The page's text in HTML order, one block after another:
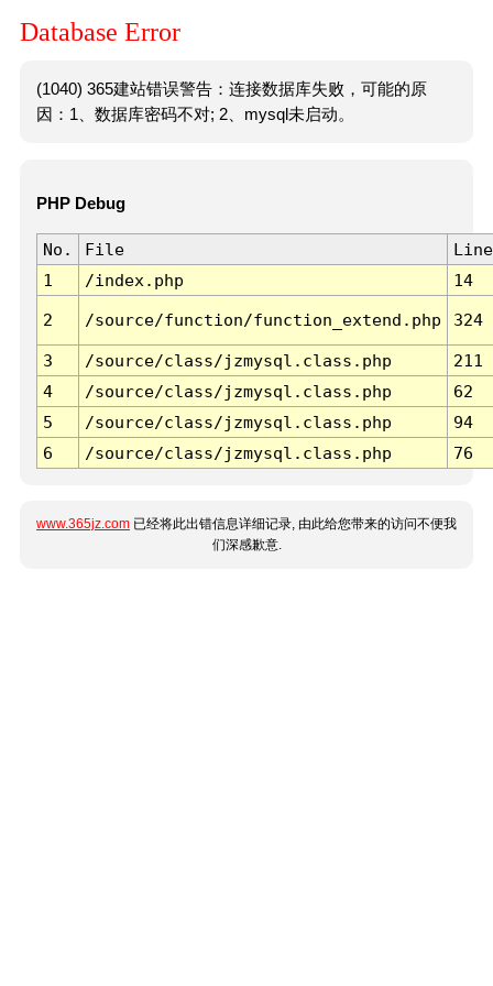
Database Error
(1040) 365建站错误警告：连接数据库失败，可能的原
因：1、数据库密码不对; 2、mysql未启动。
PHP Debug
No. File
Line
1
/index.php 14
2 /source/function/function_extend.php 324
3 /source/class/jzmysql.class.php
211
4
/source/class/jzmysql.class.php
62
5
/source/class/jzmysql.class.php
94
6
/source/class/jzmysql.class.php 76
www.365jz.com 已经将此出错信息详细记录, 由此给您带来的访问不便我
们深感歉意.